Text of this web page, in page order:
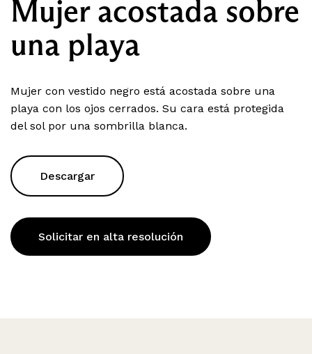
Mujer acostada sobre
una playa
Mujer con vestido negro está acostada sobre una
playa con los ojos cerrados. Su cara está protegida
del sol por una sombrilla blanca.
Descargar
Solicitar en alta resolución